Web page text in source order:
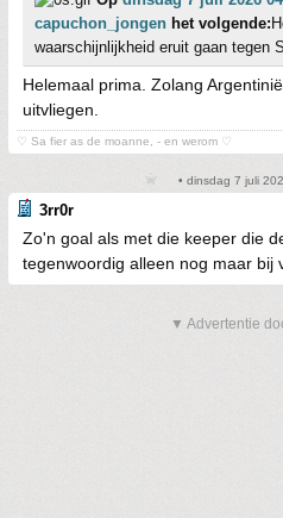
capuchon_jongen het volgende:
waarschijnlijkheid eruit gaan tegen
Helemaal prima. Zolang
uitvliegen.
♡ Sa fier as de moanne, - en werom ♡
• dinsdag 7 juli
3rr0r
Zo'n goal als met die keeper die
tegenwoordig alleen nog maar bij
▼ Advertentie